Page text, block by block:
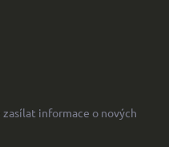
informace o nových